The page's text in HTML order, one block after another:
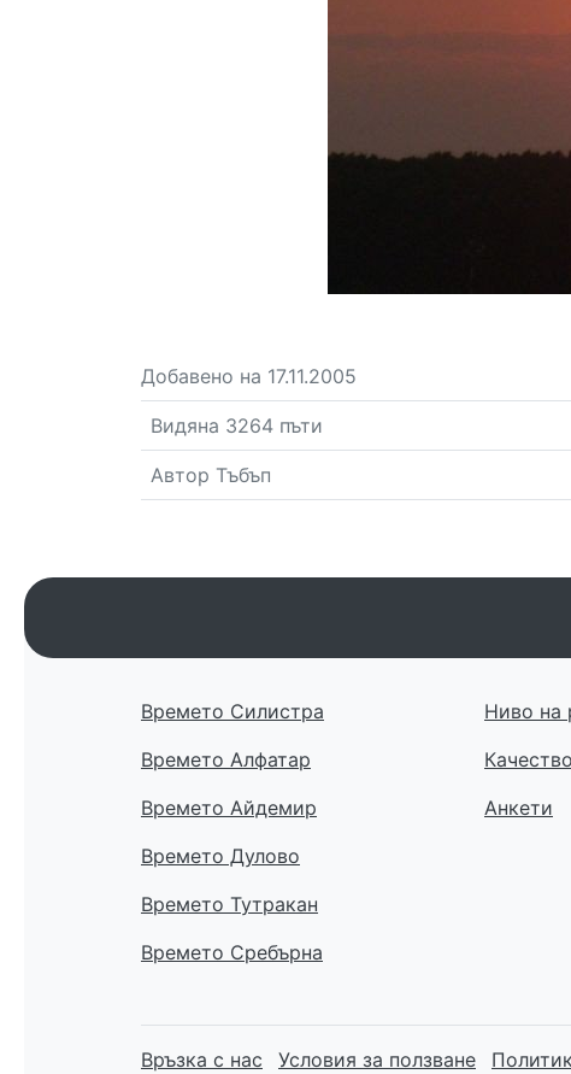
Добавено на 17.11.2005
Видяна 3264 пъти
Автор Тъбъп
Времето Силистра
Времето Алфатар
Времето Айдемир
Времето Дулово
Времето Тутракан
Времето Сребърна
Ниво на
Анкети
Връзка с нас Условия за ползване